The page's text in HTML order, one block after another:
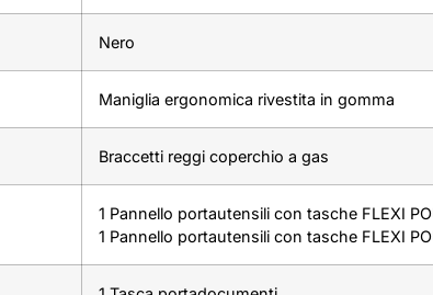
Nero
Maniglia ergonomica rivestita in gomma
Braccetti reggi coperchio a gas
1 Pannello portautensili con tasche FLEXI
1 Pannello portautensili con tasche FLEXI